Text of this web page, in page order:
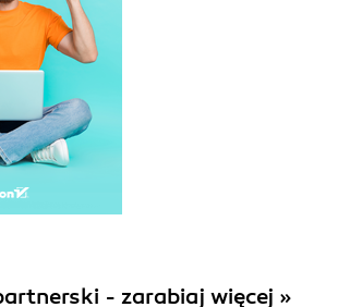
- zarabiaj więcej »